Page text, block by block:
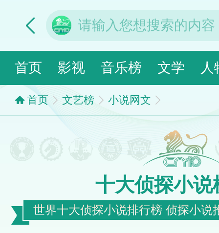
首页 影视 音乐榜 文学 人
首页 文艺榜 小说网文
十大侦探小说
世界十大侦探小说排行榜 侦探小说